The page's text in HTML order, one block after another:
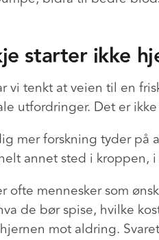
starter ikke
vi tenkt at veien til en
utfordringer. Det er
mer forskning tyder på
annet sted i kroppen,
ofte mennesker som
de bør spise, hvilke
mot aldring.